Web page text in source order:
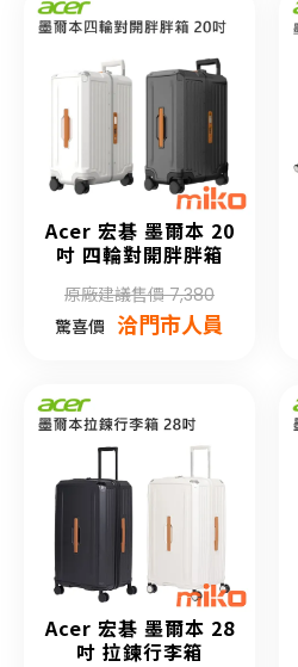
Acer 宏碁 墨爾本 20
吋 四輪對開胖胖箱
原廠建議售價 7,380
驚喜價 洽門市人員
Acer 宏碁 墨爾本 28
吋 拉鍊行李箱